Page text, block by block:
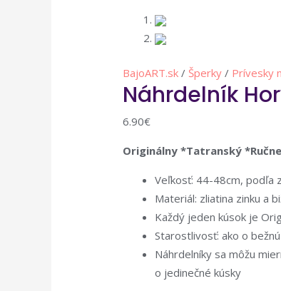
BajoART.sk / Šperky / Prívesky
Náhrdelník
6.90€
Originálny *Tatranský
Veľkosť: 44-48cm, podľa
Materiál: zliatina zinku a
Každý jeden kúsok je
Starostlivosť: ako o
Náhrdelníky sa môžu
o jedinečné kúsky